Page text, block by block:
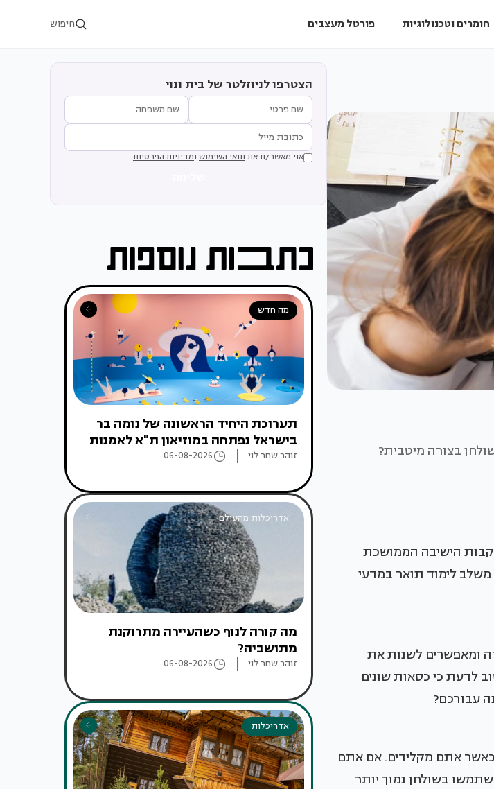
חומרים וטכנולוגיות פורטל מעצבים חיפוש
בצורה מיטבית?
הישיבה הממושכת
משלב לימוד תואר במדעי
ומאפשרים לשנות את
לדעת כי כסאות שונים
עבורכם?
כאשר אתם מקלידים. אם אתם
בשולחן נמוך יותר
הצטרפו לניוזלטר של בית ונוי
אני מאשר/ת את תנאי השימוש ומדיניות הפרטיות
מה חדש
תערוכת היחיד הראשונה של נומה בר
בישראל נפתחה במוזיאון ת"א לאמנות
זוהר שחר לוי 06-08-2026
אדריכלות מהעולם
מה קורה לנוף כשהעיירה מתרוקנת
מתושביה?
זוהר שחר לוי 06-08-2026
אדריכלות